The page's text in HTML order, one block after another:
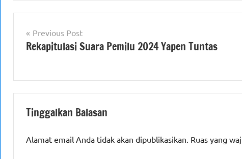
Navigasi
pos
Previous Post
Rekapitulasi Suara Pemilu 2024 Yapen Tuntas
Tinggalkan Balasan
Alamat email Anda tidak akan dipublikasikan. Ruas yang